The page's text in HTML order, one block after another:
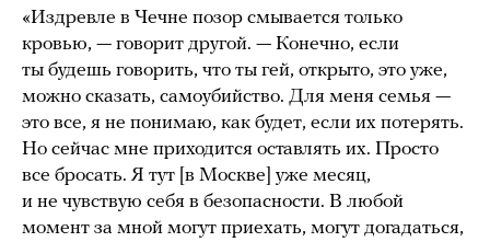
«Издревле в Чечне позор смывается только
кровью, — говорит другой. — Конечно, если
ты будешь говорить, что ты гей, открыто, это уже,
можно сказать, самоубийство. Для меня семья —
это все, я не понимаю, как будет, если их потерять.
Но сейчас мне приходится оставлять их. Просто
все бросать. Я тут [в Москве] уже месяц,
и не чувствую себя в безопасности. В любой
момент за мной могут приехать, могут догадаться,